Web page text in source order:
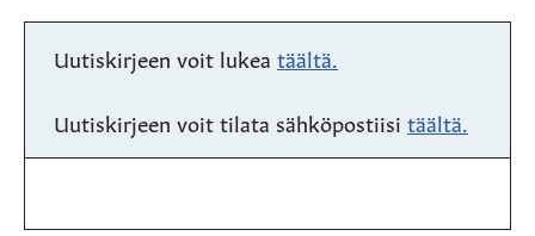
Uutiskirjeen voit lukea täältä.
Uutiskirjeen voit tilata sähköpostiisi täältä.